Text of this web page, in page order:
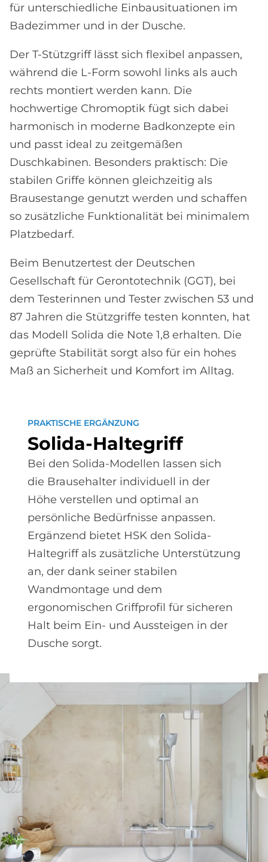
für unterschiedliche Einbausituationen im
Badezimmer und in der Dusche.
Der T-Stützgriff lässt sich flexibel anpassen,
während die L-Form sowohl links als auch
rechts montiert werden kann. Die
hochwertige Chromoptik fügt sich dabei
harmonisch in moderne Badkonzepte ein
und passt ideal zu zeitgemäßen
Duschkabinen. Besonders praktisch: Die
stabilen Griffe können gleichzeitig als
Brausestange genutzt werden und schaffen
so zusätzliche Funktionalität bei minimalem
Platzbedarf.
Beim Benutzertest der Deutschen
Gesellschaft für Gerontotechnik (GGT), bei
dem Testerinnen und Tester zwischen 53 und
87 Jahren die Stützgriffe testen konnten, hat
das Modell Solida die Note 1,8 erhalten. Die
geprüfte Stabilität sorgt also für ein hohes
Maß an Sicherheit und Komfort im Alltag.
PRAKTISCHE ERGÄNZUNG
So­li­da-Hal­te­griff
Bei den Solida-Modellen lassen sich
die Brausehalter individuell in der
Höhe verstellen und optimal an
persönliche Bedürfnisse anpassen.
Ergänzend bietet HSK den Solida-
Haltegriff als zusätzliche Unterstützung
an, der dank seiner stabilen
Wandmontage und dem
ergonomischen Griffprofil für sicheren
Halt beim Ein- und Aussteigen in der
Dusche sorgt.